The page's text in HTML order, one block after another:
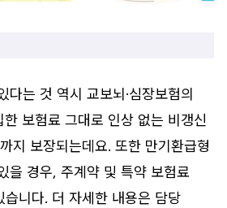
다는 것 역시 교보뇌·심장보험의
보험료 그대로 인상 없는 비갱신
지 보장되는데요. 또한 만기환급형
을 경우, 주계약 및 특약 보험료
습니다. 더 자세한 내용은 담당